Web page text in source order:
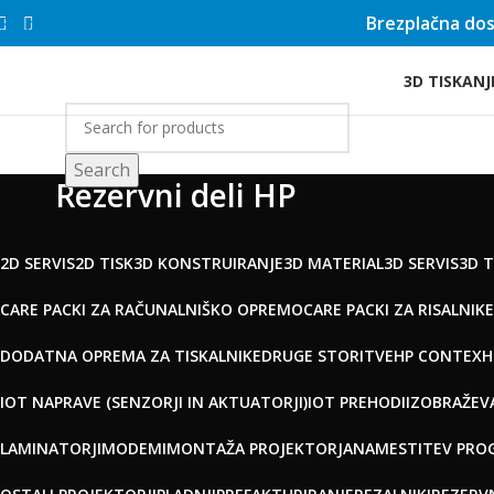
Skip to main content Brezplačna
3D
Search
Rezervni deli HP
2D SERVIS2D TISK3D KONSTRUIRANJE3D MATERIAL3D SERVIS3D
CARE PACKI ZA RAČUNALNIŠKO OPREMOCARE PACKI ZA RISALNIKE
DODATNA OPREMA ZA TISKALNIKEDRUGE STORITVEHP CONTEX
IOT NAPRAVE (SENZORJI IN AKTUATORJI)IOT PREHODI
LAMINATORJIMODEMIMONTAŽA PROJEKTORJANAMESTITEV